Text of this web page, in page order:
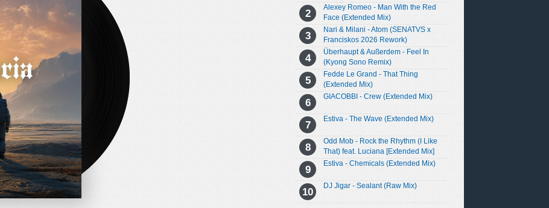
Alexey Romeo - Man With the Red
Face (Extended Mix)
Nari & Milani - Atom (SENATVS x
Franciskos 2026 Rework)
Überhaupt & Außerdem - Feel In
(Kyong Sono Remix)
Fedde Le Grand - That Thing
(Extended Mix)
GIACOBBI - Crew (Extended Mix)
Estiva - The Wave (Extended Mix)
Odd Mob - Rock the Rhythm (I Like
That) feat. Luciana [Extended Mix]
Estiva - Chemicals (Extended Mix)
DJ Jigar - Sealant (Raw Mix)